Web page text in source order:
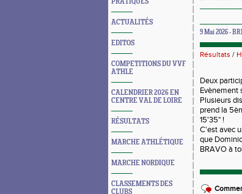
ACTUALITÉS
EDITOS
COMPETITIONS DU VVF
ATHLE
CALENDRIER 2026 EN
CENTRE VAL DE LOIRE
RÉSULTATS
MARCHE ATHLÉTIQUE
MARCHE NORDIQUE
CLASSEMENTS DES
CLUBS
9 Mai 2026 -
Résultats /
Deux
Evènement
Plusieurs
prend la
15'35" !
C'est avec
que
BRAVO à